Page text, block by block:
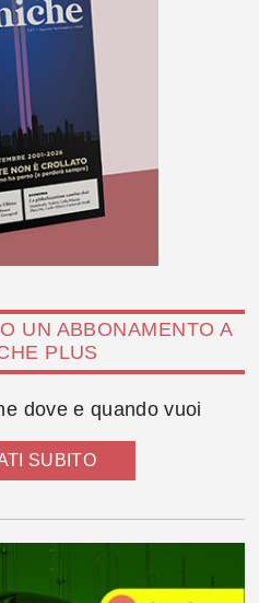
UN ABBONAMENTO A
PLUS
dove e quando vuoi
SUBITO